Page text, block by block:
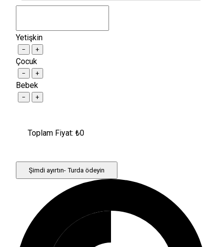
Yetişkin
− +
Çocuk
− +
Bebek
− +
Toplam Fiyat: ₺0
Şimdi ayırtın- Turda ödeyin